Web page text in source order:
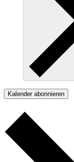
Kalender abonnieren